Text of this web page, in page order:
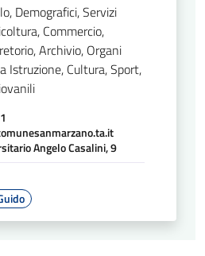
Demografici, Servizi
Commercio,
Archivio, Organi
Istruzione, Cultura, Sport,
Angelo Casalini, 9